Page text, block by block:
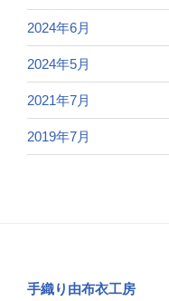
2024年6月
2024年5月
2021年7月
2019年7月
手織り由布衣工房